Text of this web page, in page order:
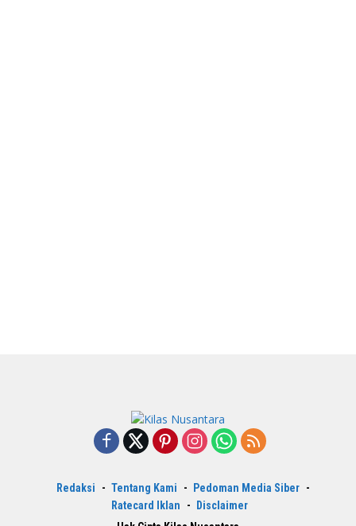
Redaksi Tentang Kami
Pedoman Media Siber
Ratecard Iklan
Disclaimer